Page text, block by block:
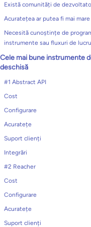
Există comunități de
Acuratețea ar putea fi mai mare
Necesită cunoștințe de
instrumente sau fluxuri de lucru
Cele mai bune instrumente
deschisă
#1 Abstract API
Cost
Configurare
Acuratețe
Suport clienți
Integrări
#2 Reacher
Cost
Configurare
Acuratețe
Suport clienți